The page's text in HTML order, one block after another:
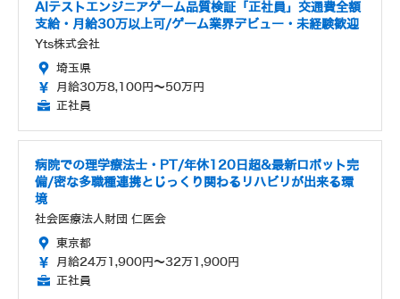
AIテストエンジニアゲーム品質検証「正社員」交通費全額
支給・月給30万以上可/ゲーム業界デビュー・未経験歓迎
Yts株式会社
埼玉県
月給30万8,100円～50万円
正社員
病院での理学療法士・PT/年休120日超&最新ロボット完
備/密な多職種連携とじっくり関わるリハビリが出来る環
境
社会医療法人財団 仁医会
東京都
月給24万1,900円～32万1,900円
正社員